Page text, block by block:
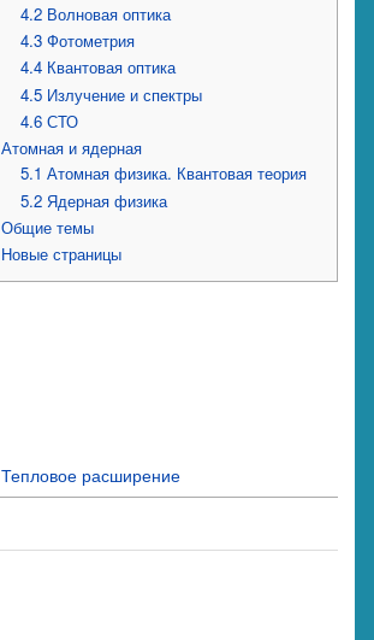
4.2 Волновая оптика
4.3 Фотометрия
4.4 Квантовая оптика
4.5 Излучение и спектры
4.6 СТО
Атомная и ядерная
5.1 Атомная физика. Квантовая теория
5.2 Ядерная физика
Общие темы
Новые страницы
Тепловое расширение